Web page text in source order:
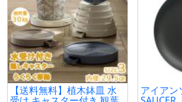
【送料無料】植木鉢皿 水 アイアン